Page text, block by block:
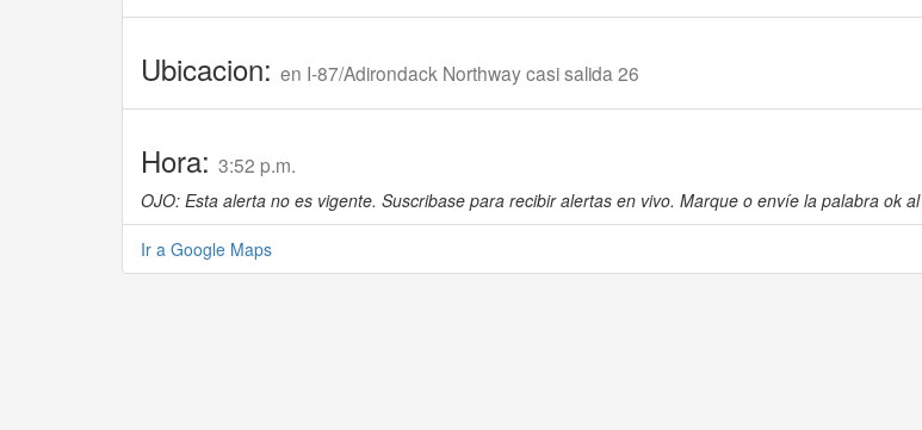
Ubicacion: en I-87/Adirondack Northway casi salida 26
Hora: 3:52 p.m.
OJO: Esta alerta no es vigente. Suscribase para recibir alertas en vivo. Marque o envíe la palabra ok al
Ir a Google Maps